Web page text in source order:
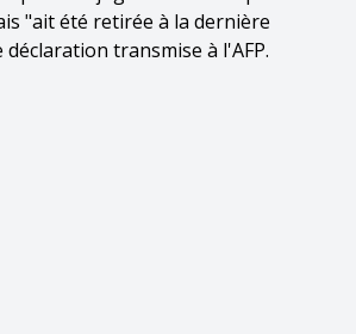
"ait été retirée à la dernière
transmise à l'AFP.